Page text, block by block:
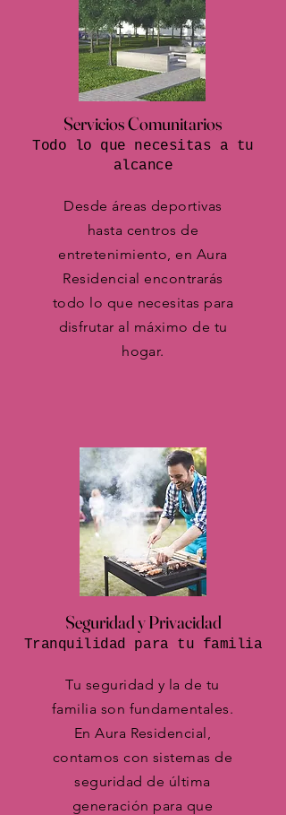
Servicios Comunitarios
Todo lo que necesitas a tu
alcance
Desde áreas deportivas
hasta centros de
entretenimiento, en Aura
Residencial encontrarás
todo lo que necesitas para
disfrutar al máximo de tu
hogar.
Seguridad y Privacidad
Tranquilidad para tu familia
Tu seguridad y la de tu
familia son fundamentales.
En Aura Residencial,
contamos con sistemas de
seguridad de última
generación para que